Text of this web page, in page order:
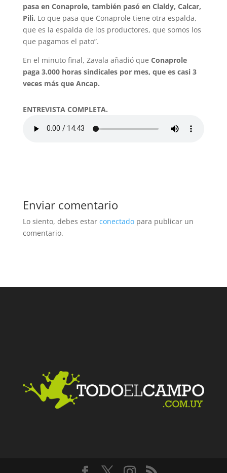
pasa en Conaprole, también pasó en Claldy, Calcar,
Pili. Lo que pasa que Conaprole tiene otra espalda,
que es la espalda de los productores, que somos los
que pagamos el pato”.
En el minuto final, Zavala añadió que Conaprole
paga 3.000 horas sindicales por mes, que es casi 3
veces más que Ancap.
ENTREVISTA COMPLETA.
Enviar comentario
Lo siento, debes estar conectadopara publicar un
comentario.
Facebook